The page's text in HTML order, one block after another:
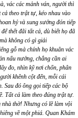
vác các mảnh ván, người thì
theo trật tự, kéo nhau vào
hỷ và sung sướng đón tiếp
thết đãi tất cả, dù biết họ đã
không có gì giải
gỗ mà chính họ khuân vác
nấu nướng, chẳng cần ai
đo, nhìn kỹ nơi chốn, phân
khênh cột đến, mỗi cái
Sau đó ông gọi tiếp các bộ
Tất cả làm theo đúng trật tự.
nhà thờ! Nhưng có lẽ làm vội
về một phiá. Quan Khám